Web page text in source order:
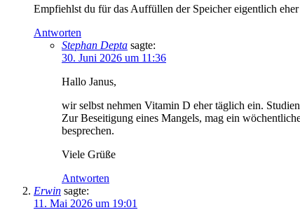
Empfiehlst du für das Auffüllen der Speicher eigentlich
Antworten
Stephan Depta sagte:
30. Juni 2026 um 11:36
Hallo Janus,
wir selbst nehmen Vitamin D eher täglich ein.
Zur Beseitigung eines Mangels, mag ein
besprechen.
Viele Grüße
Antworten
Erwin sagte:
11. Mai 2026 um 19:01